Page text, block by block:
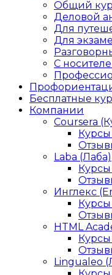
Общий
Деловой
Для
Для
С
Бесплатные
Компании
Coursera
Курсы
Laba (Лаба)
Курсы
Инглекс
Курсы
HTML
Курсы
Lingualeo